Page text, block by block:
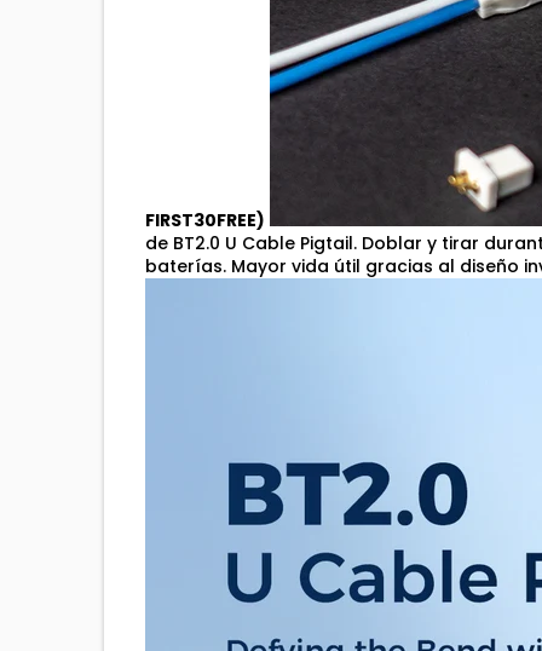
FIRST30FREE)
de BT2.0 U Cable Pigtail. Doblar y tirar
baterías. Mayor vida útil gracias al diseño